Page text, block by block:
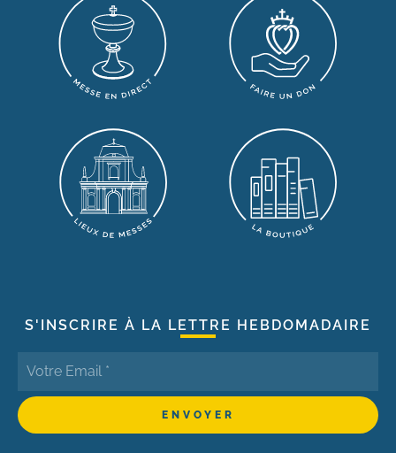
S'INSCRIRE À LA LETTRE HEBDOMADAIRE